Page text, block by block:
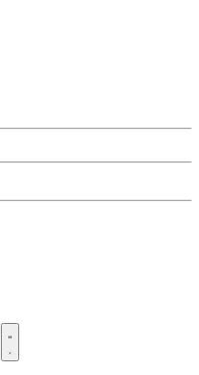
Открыть меню